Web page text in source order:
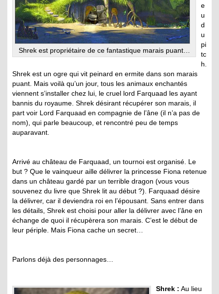
Shrek est propriétaire de ce fantastique marais puant…
e
u
d
u
pi
tc
h.
Shrek est un ogre qui vit peinard en ermite dans son marais
puant. Mais voilà qu’un jour, tous les animaux enchantés
viennent s’installer chez lui, le cruel lord Farquaad les ayant
bannis du royaume. Shrek désirant récupérer son marais, il
part voir Lord Farquaad en compagnie de l’âne (il n’a pas de
nom), qui parle beaucoup, et rencontré peu de temps
auparavant.
Arrivé au château de Farquaad, un tournoi est organisé. Le
but ? Que le vainqueur aille délivrer la princesse Fiona retenue
dans un château gardé par un terrible dragon (vous vous
souvenez du livre que Shrek lit au début ?). Farquaad désire
la délivrer, car il deviendra roi en l’épousant. Sans entrer dans
les détails, Shrek est choisi pour aller la délivrer avec l’âne en
échange de quoi il récupèrera son marais. C’est le début de
leur périple. Mais Fiona cache un secret…
Parlons déjà des personnages…
Shrek : Au lieu